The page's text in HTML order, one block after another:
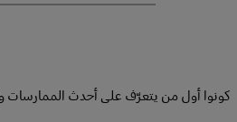
كونوا أول من يتعرّف على أحدث الممارسات